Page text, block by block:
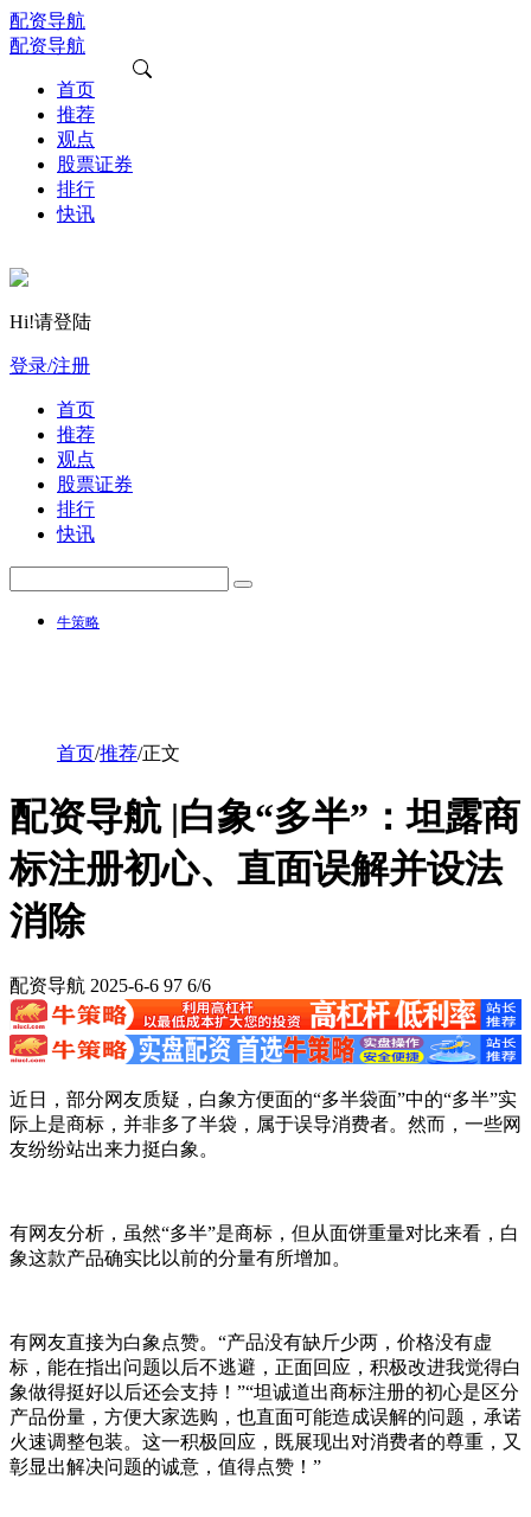
配资导航
配资导航
首页
推荐
观点
股票证券
排行
快讯
Hi!请登陆
登录/注册
首页
推荐
观点
股票证券
排行
快讯
牛策略
首页/推荐/正文
配资导航 |白象“多半”：坦露商
标注册初心、直面误解并设法
消除
配资导航 2025-6-6 97 6/6
近日，部分网友质疑，白象方便面的“多半袋面”中的“多半”实
际上是商标，并非多了半袋，属于误导消费者。然而，一些网
友纷纷站出来力挺白象。
有网友分析，虽然“多半”是商标，但从面饼重量对比来看，白
象这款产品确实比以前的分量有所增加。
有网友直接为白象点赞。“产品没有缺斤少两，价格没有虚
标，能在指出问题以后不逃避，正面回应，积极改进我觉得白
象做得挺好以后还会支持！”“坦诚道出商标注册的初心是区分
产品份量，方便大家选购，也直面可能造成误解的问题，承诺
火速调整包装。这一积极回应，既展现出对消费者的尊重，又
彰显出解决问题的诚意，值得点赞！”